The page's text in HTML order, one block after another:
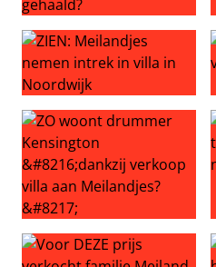
Waarom is Chateau
ZIEN: Meilandjes nemen
ZO woont drummer